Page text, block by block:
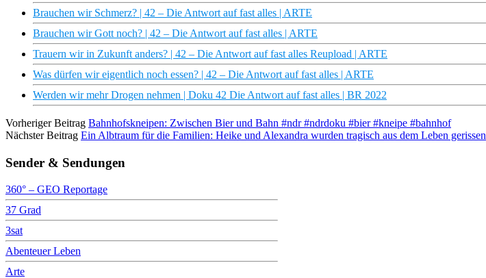
Brauchen wir Schmerz? | 42 – Die Antwort auf fast alles | ARTE
Brauchen wir Gott noch? | 42 – Die Antwort auf fast alles | ARTE
Trauern wir in Zukunft anders? | 42 – Die Antwort auf fast alles Reupload | ARTE
Was dürfen wir eigentlich noch essen? | 42 – Die Antwort auf fast alles | ARTE
Werden wir mehr Drogen nehmen | Doku 42 Die Antwort auf fast alles | BR 2022
Vorheriger Beitrag Bahnhofskneipen: Zwischen Bier und Bahn #ndr #ndrdoku #bier #kneipe #bahnhof
Nächster Beitrag Ein Albtraum für die Familien: Heike und Alexandra wurden tragisch aus dem Leben gerissen
Sender & Sendungen
360° – GEO Reportage
37 Grad
3sat
Abenteuer Leben
Arte